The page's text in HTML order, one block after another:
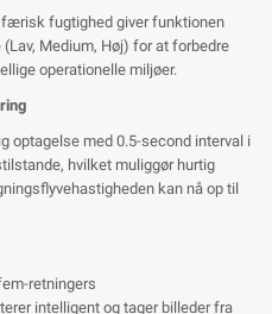
fugtighed giver funktionen
Medium, Høj) for at forbedre
operationelle miljøer.
optagelse med 0.5-second interval i
hvilket muliggør hurtig
kan nå op til
retningers
intelligent og tager billeder fra